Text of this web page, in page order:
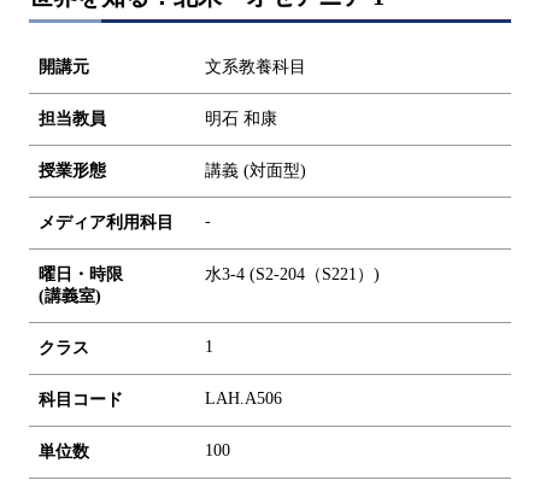
開講元 文系教養科目
担当教員 明石 和康
授業形態 講義 (対面型)
メディア利用科目 -
曜日・時限
(講義室)
水3-4 (S2-204（S221）)
クラス 1
科目コード LAH.A506
単位数 100